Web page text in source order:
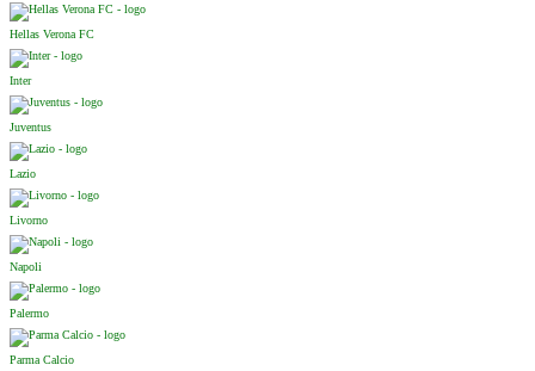
Hellas Verona FC
Inter
Juventus
Lazio
Livorno
Napoli
Palermo
Parma Calcio